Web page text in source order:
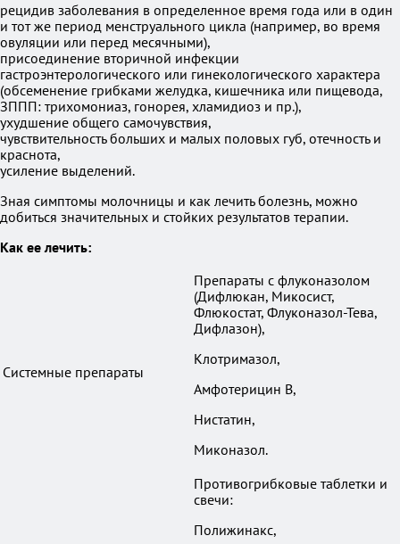
рецидив заболевания в определенное время года или в один
и тот же период менструального цикла (например, во время
овуляции или перед месячными),
присоединение вторичной инфекции
гастроэнтерологического или гинекологического характера
(обсеменение грибками желудка, кишечника или пищевода,
ЗППП: трихомониаз, гонорея, хламидиоз и пр.),
ухудшение общего самочувствия,
чувствительность больших и малых половых губ, отечность и
краснота,
усиление выделений.
Зная симптомы молочницы и как лечить болезнь, можно
добиться значительных и стойких результатов терапии.
Как ее лечить:
Системные препараты
Препараты с флуконазолом
(Дифлюкан, Микосист,
Флюкостат, Флуконазол-Тева,
Дифлазон),
Клотримазол,
Амфотерицин В,
Нистатин,
Миконазол.
Противогрибковые таблетки и
свечи:
Полижинакс,